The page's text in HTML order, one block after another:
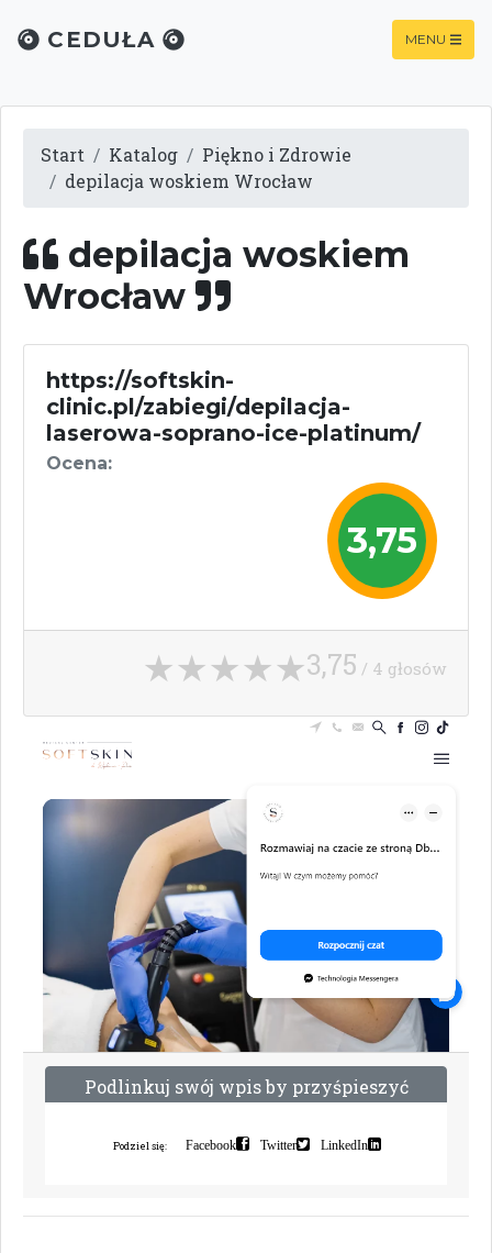
CEDUŁA MENU
Start Katalog
Piękno i Zdrowie
depilacja woskiem Wrocław
depilacja woskiem
Wrocław
https://softskin-
clinic.pl/zabiegi/depilacja-
laserowa-soprano-ice-platinum/
Ocena:
3,75
3,75 / 4 głosów
Podlinkuj swój wpisby przyśpieszyć
Podziel się: Facebook Twitter LinkedIn